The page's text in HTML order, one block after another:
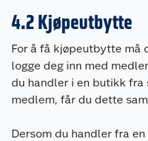
4.2 Kjøpeutbytte
For å få kjøpeutbytte må
logge deg inn med
du handler i en butikk fra
medlem, får du dette
Dersom du handler fra